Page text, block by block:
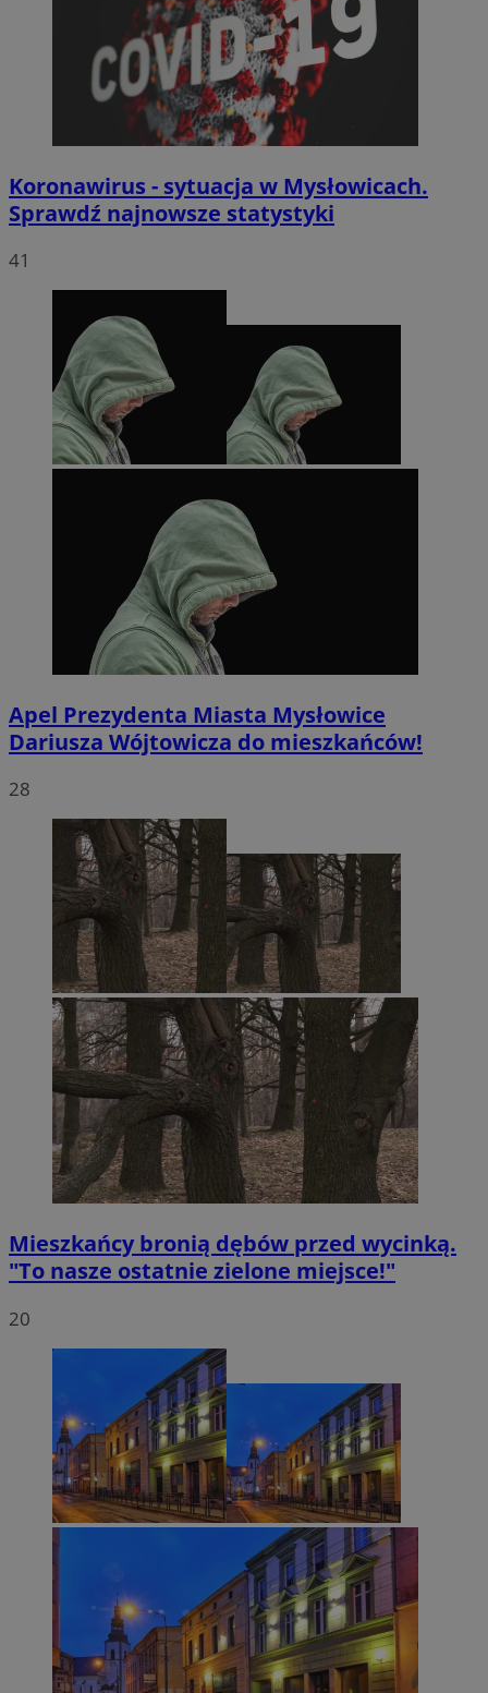
Koronawirus - sytuacja w Mysłowicach.
Sprawdź najnowsze statystyki
41
Apel Prezydenta Miasta Mysłowice
Dariusza Wójtowicza do mieszkańców!
28
Mieszkańcy bronią dębów przed wycinką.
"To nasze ostatnie zielone miejsce!"
20